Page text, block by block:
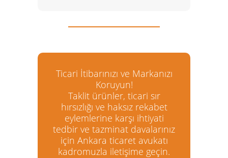
Ticari İtibarınızı ve Markanızı
Koruyun!
Taklit ürünler, ticari sır
hırsızlığı ve haksız rekabet
eylemlerine karşı ihtiyati
tedbir ve tazminat davalarınız
için Ankara ticaret avukatı
kadromuzla iletişime geçin.